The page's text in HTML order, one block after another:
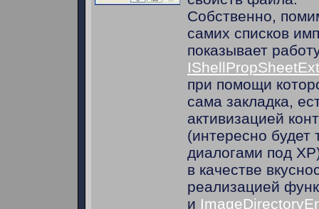
Собственно,
самих списков
показывает
IShellPropSheetExt
при помощи
сама закладка,
активизацией
(интересно будет
диалогами под
в качестве
реализацией
и